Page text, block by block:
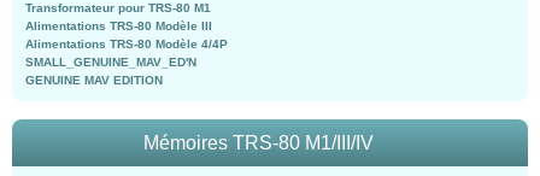
Transformateur pour TRS-80 M1
Alimentations TRS-80 Modèle III
Alimentations TRS-80 Modèle 4/4P
SMALL_GENUINE_MAV_ED'N
GENUINE MAV EDITION
Mémoires TRS-80 M1/III/IV